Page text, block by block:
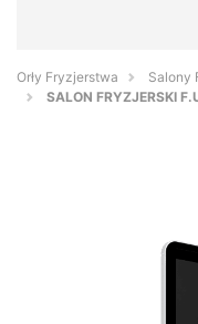
Orły Fryzjerstwa
Salony
SALON FRYZJERSKI